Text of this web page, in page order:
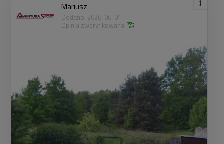
Mariusz
Dodano: 2026-06-01
Opinia zweryfikowana